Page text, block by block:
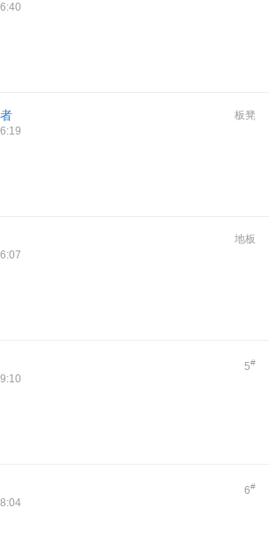
板凳
地板
5#
6#